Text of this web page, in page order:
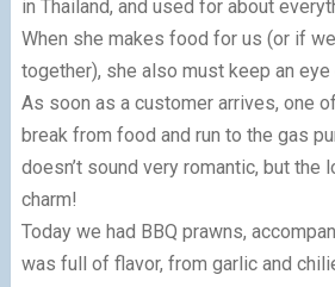
in Thailand, and used for about
When she makes food for us (or if
together), she also must keep an eye
As soon as a customer arrives, one
break from food and run to the gas
doesn’t sound very romantic, but the
charm!
Today we had BBQ prawns,
was full of flavor, from garlic and